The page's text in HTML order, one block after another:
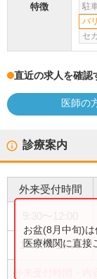
特徴
駐
バ
セ
直近の求人を確認
医師の
診療案内
外来受付時間
14:00〜16:30
外来受付時間・内
お盆(8月中旬)
医療機関に直接